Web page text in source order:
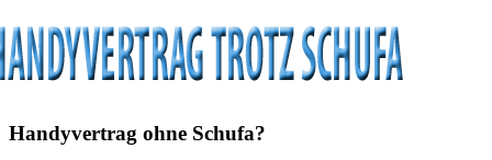
Handyvertrag ohne Schufa?